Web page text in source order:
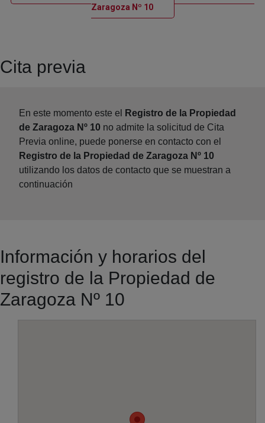
Zaragoza Nº 10Ventana nueva
Cita previa
En este momento este el
Registro de la Propiedad
de Zaragoza Nº 10 no admite la solicitud de Cita
Previa online, puede ponerse en contacto con el
Registro de la Propiedad de Zaragoza Nº 10
utilizando los datos de contacto que se muestran a
continuación
Información y horarios del
registro de la Propiedad de
Zaragoza Nº 10